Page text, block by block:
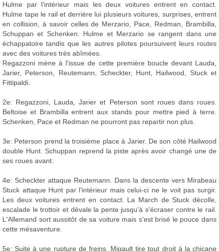
Hulme par l'intérieur mais les deux voitures entrent en contact.
Hulme tape le rail et derrière lui plusieurs voitures, surprises, entrent
en collision, à savoir celles de Merzario, Pace, Redman, Brambilla,
Schuppan et Schenken. Hulme et Merzario se rangent dans une
échappatoire tandis que les autres pilotes poursuivent leurs routes
avec des voitures très abîmées.
Regazzoni mène à l'issue de cette première boucle devant Lauda,
Jarier, Peterson, Reutemann, Scheckter, Hunt, Hailwood, Stuck et
Fittipaldi.
2e: Regazzoni, Lauda, Jarier et Peterson sont roues dans roues.
Beltoise et Brambilla entrent aux stands pour mettre pied à terre.
Schenken, Pace et Redman ne pourront pas repartir non plus.
3e: Peterson prend la troisième place à Jarier. De son côté Hailwood
double Hunt. Schuppan reprend la piste après avoir changé une de
ses roues avant.
4e: Scheckter attaque Reutemann. Dans la descente vers Mirabeau
Stuck attaque Hunt par l'intérieur mais celui-ci ne le voit pas surgir.
Les deux voitures entrent en contact. La March de Stuck décolle,
escalade le trottoir et dévale la pente jusqu'à s'écraser contre le rail.
L'Allemand sort aussitôt de sa voiture mais s'est brisé le pouce dans
cette mésaventure.
5e: Suite à une rupture de freins, Migault tire tout droit à la chicane